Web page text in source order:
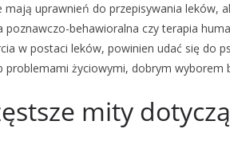
mają uprawnień do przepisywania leków,
behawioralna czy terapia
w postaci leków, powinien udać się do
problemami życiowymi, dobrym wyborem
mity